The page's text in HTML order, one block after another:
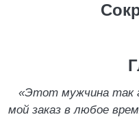
«Этот мужчина так
мой заказ в любое